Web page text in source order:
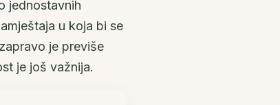
jednostavnih
u koja bi se
je previše
je još važnija.